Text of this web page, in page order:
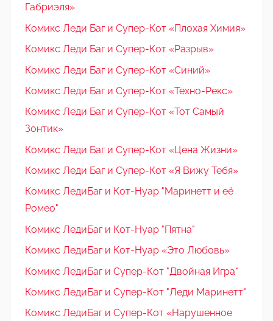
Габриэля»
Комикс Леди Баг и Супер-Кот «Плохая Химия»
Комикс Леди Баг и Супер-Кот «Разрыв»
Комикс Леди Баг и Супер-Кот «Синий»
Комикс Леди Баг и Супер-Кот «Техно-Рекс»
Комикс Леди Баг и Супер-Кот «Тот Самый
Зонтик»
Комикс Леди Баг и Супер-Кот «Цена Жизни»
Комикс Леди Баг и Супер-Кот «Я Вижу Тебя»
Комикс ЛедиБаг и Кот-Нуар "Маринетт и её
Ромео"
Комикс ЛедиБаг и Кот-Нуар "Пятна"
Комикс ЛедиБаг и Кот-Нуар «Это Любовь»
Комикс ЛедиБаг и Супер-Кот "Двойная Игра"
Комикс ЛедиБаг и Супер-Кот "Леди Маринетт"
Комикс ЛедиБаг и Супер-Кот «Нарушенное